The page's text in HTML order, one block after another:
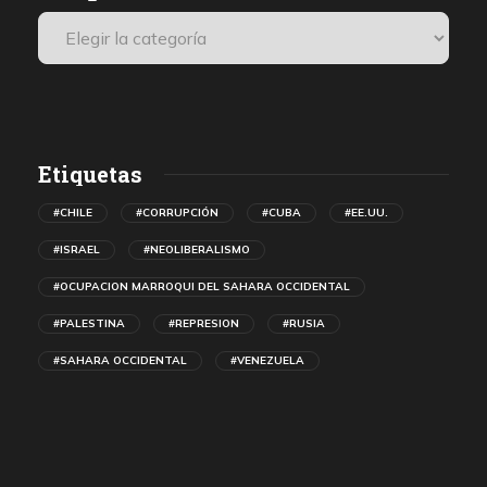
Etiquetas
#CHILE #CORRUPCIÓN #CUBA #EE.UU.
#ISRAEL #NEOLIBERALISMO
#OCUPACION MARROQUI DEL SAHARA OCCIDENTAL
#PALESTINA #REPRESION #RUSIA
#SAHARA OCCIDENTAL #VENEZUELA